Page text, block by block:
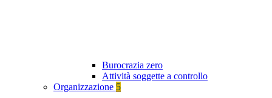
Burocrazia zero
Attività soggette a controllo
Organizzazione 5